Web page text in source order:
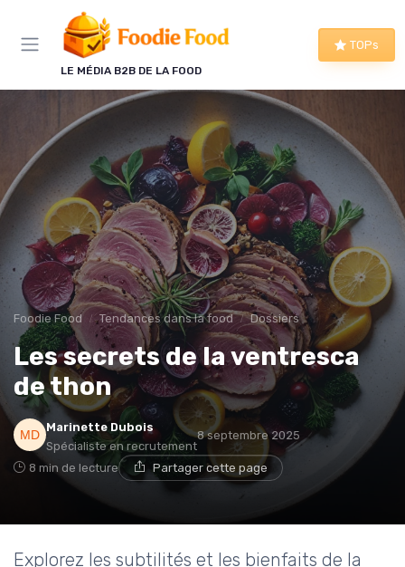
LE MÉDIA B2B DE LA FOOD
TOPs
Foodie Food Tendances dans la food Dossiers
Les secrets de la ventresca
de thon
Marinette Dubois
Spécialiste en recrutement
8 septembre 2025
8 min de lecture Partager cette page
Explorez les subtilités et les bienfaits de la
Panneau de gestion des cookies